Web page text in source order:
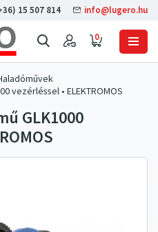
0
15 507 814 info@lugero.hu
vezérléssel • ELEKTROMOS
GLK1000